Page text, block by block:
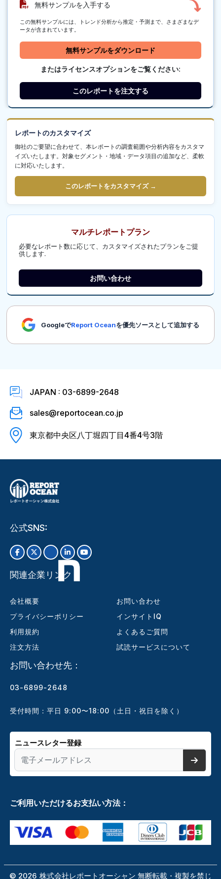
無料サンプルを入手する
この無料サンプルには、トレンド分析から推定・予測まで、さまざまなデ
ータが含まれています。
無料サンプルをダウンロード
またはライセンスオプションをご覧ください:
このレポートを注文する
レポートのカスタマイズ
御社のご要望に合わせて、本レポートの調査範囲や分析内容をカスタマ
イズいたします。対象セグメント・地域・データ項目の追加など、柔軟
に対応いたします。
このレポートをカスタマイズ →
マルチレポートプラン
必要なレポート数に応じて、カスタマイズされたプランをご提
供します.
お問い合わせ
GoogleでReport Oceanを優先ソースとして追加する
JAPAN : 03-6899-2648
sales@reportocean.co.jp
東京都中央区八丁堀四丁目4番4号3階
公式SNS:
関連企業リンク
会社概要
プライバシーポリシー
利用規約
注文方法
お問い合わせ
インサイトIQ
よくあるご質問
試読サービスについて
お問い合わせ先：
03-6899-2648
受付時間：平日 9:00〜18:00（土日・祝日を除く）
ニュースレター登録
ご利用いただけるお支払い方法：
© 2026 株式会社レポートオーシャン 無断転載・複製を禁じ